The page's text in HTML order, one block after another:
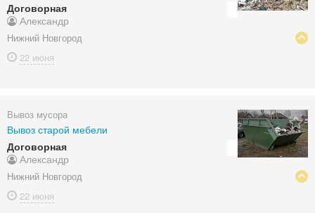
Договорная
Александр
Нижний Новгород
22 июня
Вывоз мусора
Вывоз старой мебели
Договорная
Александр
Нижний Новгород
22 июня